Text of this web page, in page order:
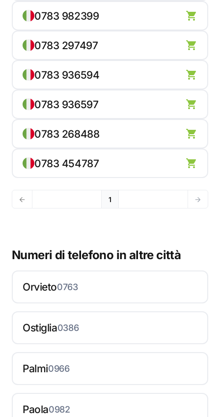
0783 982399
0783 297497
0783 936594
0783 936597
0783 268488
0783 454787
1
Numeri di telefono in altre città
Orvieto0763
Ostiglia0386
Palmi0966
Paola0982